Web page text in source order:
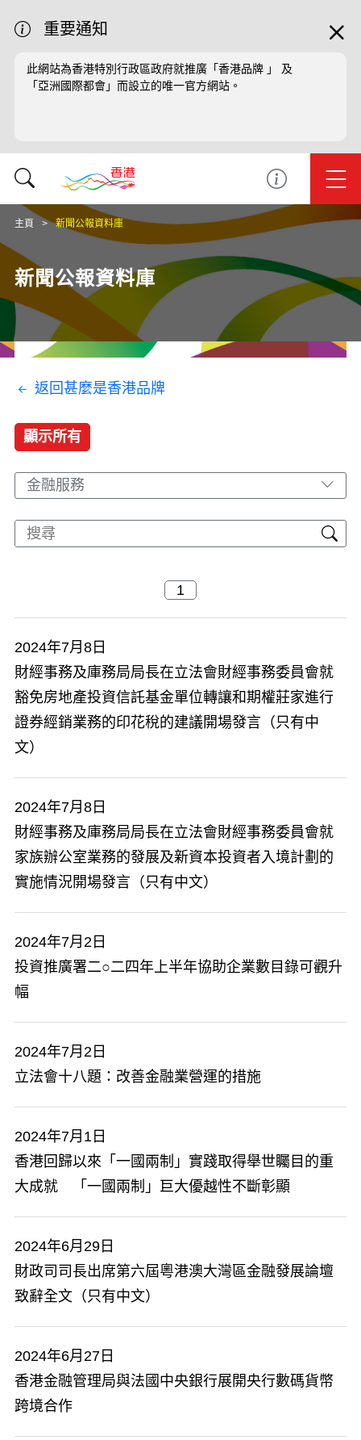
重要通知
此網站為香港特別行政區政府就推廣「香港品牌 」 及
「亞洲國際都會」而設立的唯一官方網站。
主頁 新聞公報資料庫
新聞公報資料庫
返回甚麼是香港品牌
顯示所有
金融服務
2024年7月8日
財經事務及庫務局局長在立法會財經事務委員會就
豁免房地產投資信託基金單位轉讓和期權莊家進行
證券經銷業務的印花稅的建議開場發言（只有中
文）
2024年7月8日
財經事務及庫務局局長在立法會財經事務委員會就
家族辦公室業務的發展及新資本投資者入境計劃的
實施情況開場發言（只有中文）
2024年7月2日
投資推廣署二○二四年上半年協助企業數目錄可觀升
幅
2024年7月2日
立法會十八題：改善金融業營運的措施
2024年7月1日
​香港回歸以來「一國兩制」實踐取得舉世矚目的重
大成就 「一國兩制」巨大優越性不斷彰顯
2024年6月29日
財政司司長出席第六屆粵港澳大灣區金融發展論壇
致辭全文（只有中文）
2024年6月27日
香港金融管理局與法國中央銀行展開央行數碼貨幣
跨境合作